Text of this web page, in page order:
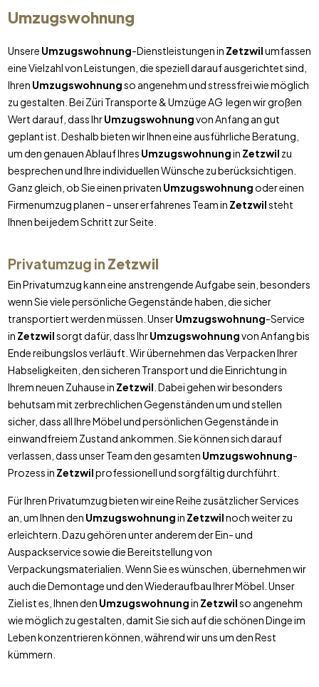
Umzugswohnung
Unsere Umzugswohnung-Dienstleistungen in Zetzwilumfassen
eine Vielzahl von Leistungen, die speziell darauf ausgerichtet sind,
Ihren Umzugswohnungso angenehm und stressfrei wie möglich
zu gestalten. Bei Züri Transporte & Umzüge AG legen wir großen
Wert darauf, dass IhrUmzugswohnungvon Anfang an gut
geplant ist. Deshalb bieten wir Ihnen eine ausführliche Beratung,
um den genauen Ablauf Ihres Umzugswohnungin Zetzwil zu
besprechen und Ihre individuellen Wünsche zu berücksichtigen.
Ganz gleich, ob Sie einen privaten Umzugswohnungoder einen
Firmenumzug planen – unser erfahrenes Team in Zetzwilsteht
Ihnen bei jedem Schritt zur Seite.
Privatumzug in Zetzwil
Ein Privatumzug kann eine anstrengende Aufgabe sein, besonders
wenn Sie viele persönliche Gegenstände haben, die sicher
transportiert werden müssen. UnserUmzugswohnung-Service
in Zetzwilsorgt dafür, dass IhrUmzugswohnungvon Anfang bis
Ende reibungslos verläuft. Wir übernehmen das Verpacken Ihrer
Habseligkeiten, den sicheren Transport und die Einrichtung in
Ihrem neuen Zuhause in Zetzwil . Dabei gehen wir besonders
behutsam mit zerbrechlichen Gegenständen um und stellen
sicher, dass all Ihre Möbel und persönlichen Gegenstände in
einwandfreiem Zustand ankommen. Sie können sich darauf
verlassen, dass unser Team den gesamten Umzugswohnung-
Prozess in Zetzwilprofessionell und sorgfältig durchführt.
Für Ihren Privatumzug bieten wir eine Reihe zusätzlicher Services
an, um Ihnen den Umzugswohnungin Zetzwilnoch weiter zu
erleichtern. Dazu gehören unter anderem der Ein- und
Auspackservice sowie die Bereitstellung von
Verpackungsmaterialien. Wenn Sie es wünschen, übernehmen wir
auch die Demontage und den Wiederaufbau Ihrer Möbel. Unser
Ziel ist es, Ihnen den Umzugswohnungin Zetzwilso angenehm
wie möglich zu gestalten, damit Sie sich auf die schönen Dinge im
Leben konzentrieren können, während wir uns um den Rest
kümmern.